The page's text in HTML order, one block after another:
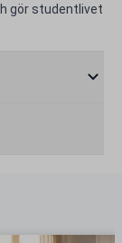
gör studentlivet